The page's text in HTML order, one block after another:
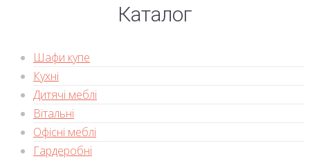
Каталог
Шафи купе
Кухні
Дитячі меблі
Вітальні
Офісні меблі
Гардеробні